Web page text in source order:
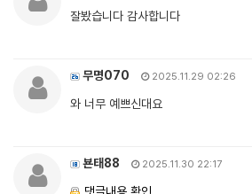
잘봤습니다 감사합니다
무명070 2025.11.29 02:26
와 너무 예쁘신대요
뵨태88 2025.11.30 22:17